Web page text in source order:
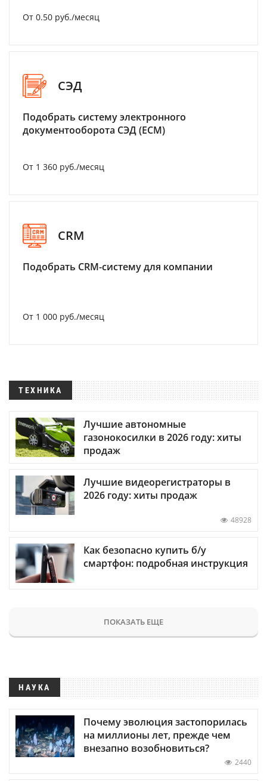
От 0.50 руб./месяц
СЭД
Подобрать систему электронного
документооборота СЭД (ECM)
От 1 360 руб./месяц
CRM
Подобрать CRM-систему для компании
От 1 000 руб./месяц
ТЕХНИКА
Лучшие автономные
газонокосилки в 2026 году: хиты
продаж
Лучшие видеорегистраторы в
2026 году: хиты продаж
48928
Как безопасно купить б/у
смартфон: подробная инструкция
ПОКАЗАТЬ ЕЩЕ
НАУКА
Почему эволюция застопорилась
на миллионы лет, прежде чем
внезапно возобновиться?
2440